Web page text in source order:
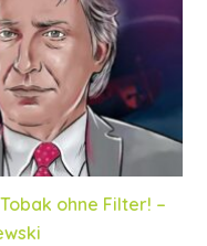
ohne Filter! –